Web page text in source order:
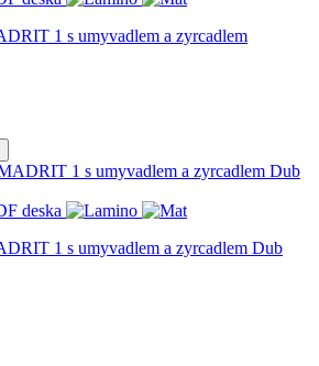
1 s umyvadlem a zyrcadlem
1 s umyvadlem a zyrcadlem Dub